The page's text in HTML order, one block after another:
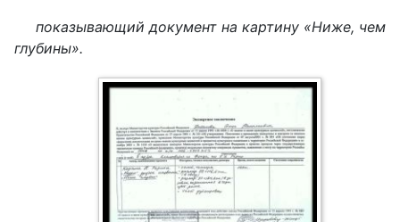
показывающий документ на картину «Ниже, чем
глубины».